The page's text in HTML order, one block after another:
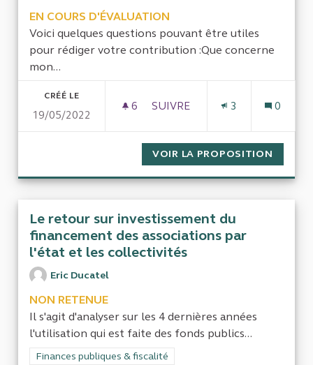
EN COURS D'ÉVALUATION
Voici quelques questions pouvant être utiles
pour rédiger votre contribution :Que concerne
mon...
CRÉÉ LE
19/05/2022
6 6 ABONNÉS
SUIVRE
3 0
VOIR LA PROPOSITION
Le retour sur investissement du
financement des associations par
l'état et les collectivités
Eric Ducatel
NON RETENUE
Il s'agit d'analyser sur les 4 dernières années
l'utilisation qui est faite des fonds publics...
Filtrer les résultats de la catégorie : Finances publiques &
Finances publiques & fiscalité